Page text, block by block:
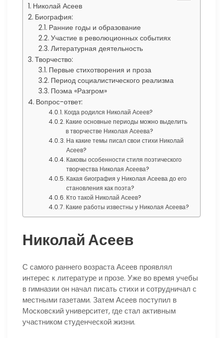
Николай Асеев
Биография:
Ранние годы и образование
Участие в революционных событиях
Литературная деятельность
Творчество:
Первые стихотворения и проза
Период социалистического реализма
Поэма «Разгром»
Вопрос-ответ:
Когда родился Николай Асеев?
Какие основные периоды можно выделить
в творчестве Николая Асеева?
На какие темы писал свои стихи Николай
Асеев?
Каковы особенности стиля поэтического
творчества Николая Асеева?
Какая биография у Николая Асеева до его
становления как поэта?
Кто такой Николай Асеев?
Какие работы известны у Николая Асеева?
Николай Асеев
С самого раннего возраста Асеев проявлял
интерес к литературе и прозе. Уже во время учебы
в гимназии он начал писать стихи и сотрудничал с
местными газетами. Затем Асеев поступил в
Московский университет, где стал активным
участником студенческой жизни.